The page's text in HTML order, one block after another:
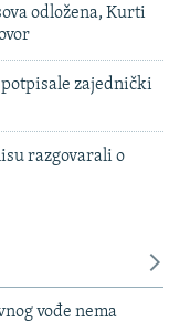
odložena, Kurti
zajednički
razgovarali o
vođe nema